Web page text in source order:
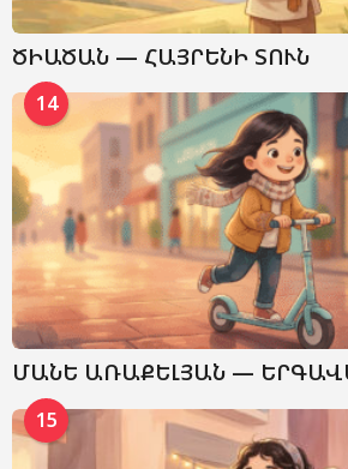
ԾԻԱԾԱՆ — ՀԱՅՐԵՆԻ ՏՈՒՆ
14
ՄԱՆԵ ԱՌԱՔԵԼՅԱՆ —
15